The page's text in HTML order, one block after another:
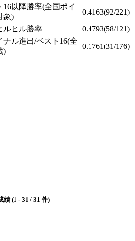
16以降勝率(全国ポイ
象)
0.4163(92/221)
ルヒル勝率 0.4793(58/121)
ナル進出/ベスト16(全
)
0.1761(31/176)
績 (1 - 31 / 31 件)